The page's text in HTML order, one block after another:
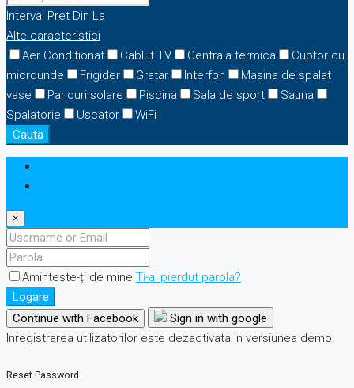
Interval Pret Din La
Alte caracteristici
Aer Conditionat
Cablut TV Centrala termica
Cuptor cu
microunde
Frigider Gratar Interfon
Masina de spalat
vase
Panouri solare Piscina Sala de sport
Sauna
Spalatorie
Uscator
WiFi
Cauta
×
Amintește-ți de mine Ti-ai pierdut parola?
Logare
Continue with Facebook
Sign in with google
Inregistrarea utilizatorilor este dezactivata in versiunea demo.
Reset Password